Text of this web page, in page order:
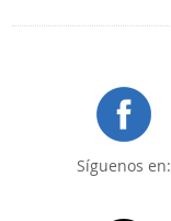
Síguenos en: